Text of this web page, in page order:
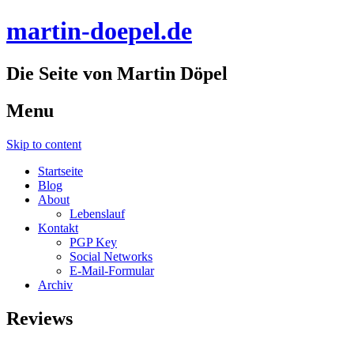
martin-doepel.de
Die Seite von Martin Döpel
Menu
Skip to content
Startseite
Blog
About
Lebenslauf
Kontakt
PGP Key
Social Networks
E-Mail-Formular
Archiv
Reviews